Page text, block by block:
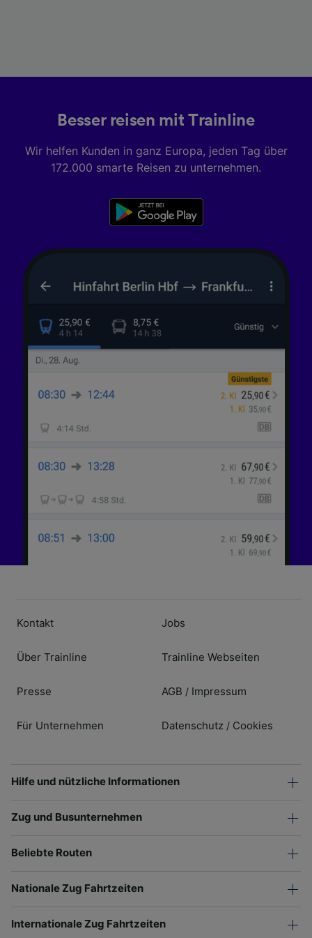
Besser reisen mit Trainline
Wir helfen Kunden in ganz Europa, jeden Tag über
172.000 smarte Reisen zu unternehmen.
Kontakt
Über Trainline
Presse
Für Unternehmen
Jobs
Trainline Webseiten
AGB / Impressum
Datenschutz / Cookies
Hilfe und nützliche Informationen
Zug und Busunternehmen
Beliebte Routen
Nationale Zug Fahrtzeiten
Internationale Zug Fahrtzeiten